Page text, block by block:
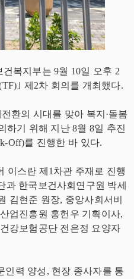
복지부는 9월 10일 오후 2
｣ 제2차 회의를 개최했다.
환의 시대를 맞아 복지·돌봄
하기 위해 지난 8월 8일 추진
Off)를 진행한 바 있다.
이스란 제1차관 주재로 진행
과 한국보건사회연구원 박세
김현준 원장, 중앙사회서비
업진흥원 홍헌우 기획이사,
강보험공단 전은정 요양자
인력 양성, 현장 종사자를 통